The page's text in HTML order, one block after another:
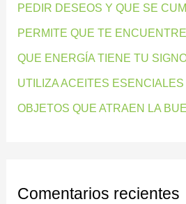
p
o
r
:
PEDIR DESEOS Y QUE SE
PERMITE QUE TE
QUE ENERGÍA TIENE TU
UTILIZA ACEITES
OBJETOS QUE ATRAEN LA
Comentarios recientes